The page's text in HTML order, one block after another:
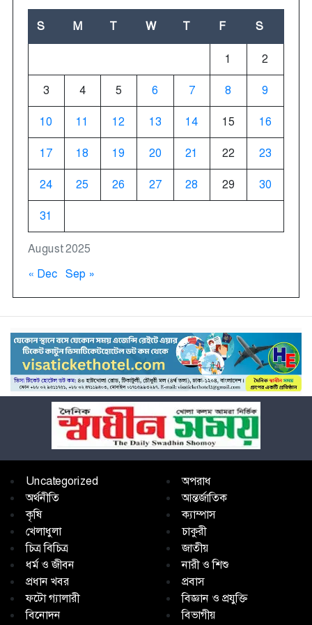
August 2025
S M T W T F S
1 2
3 4 5 6 7 8 9
10 11 12 13 14 15 16
17 18 19 20 21 22 23
24 25 26 27 28 29 30
31
« Dec Sep »
Uncategorized
অপরাধ
অর্থনীতি
আন্তর্জাতিক
কৃষি
ক্যাম্পাস
খেলাধুলা
চাকুরী
চিত্র বিচিত্র
জাতীয়
ধর্ম ও জীবন
নারী ও শিশু
প্রধান খবর
প্রবাস
ফটো গ্যালারী
বিজ্ঞান ও প্রযুক্তি
বিনোদন
বিভাগীয়